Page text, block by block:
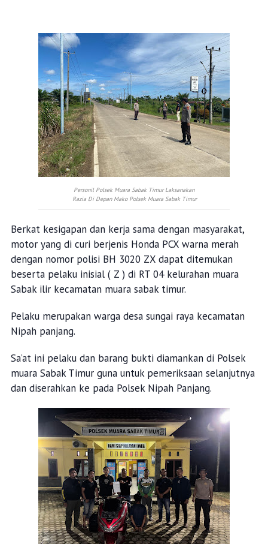
Personil Polsek Muara Sabak Timur Laksanakan
Razia Di Depan Mako Polsek Muara Sabak Timur
Berkat kesigapan dan kerja sama dengan masyarakat,
motor yang di curi berjenis Honda PCX warna merah
dengan nomor polisi BH 3020 ZX dapat ditemukan
beserta pelaku inisial ( Z ) di RT 04 kelurahan muara
Sabak ilir kecamatan muara sabak timur.
Pelaku merupakan warga desa sungai raya kecamatan
Nipah panjang.
Sa’at ini pelaku dan barang bukti diamankan di Polsek
muara Sabak Timur guna untuk pemeriksaan selanjutnya
dan diserahkan ke pada Polsek Nipah Panjang.